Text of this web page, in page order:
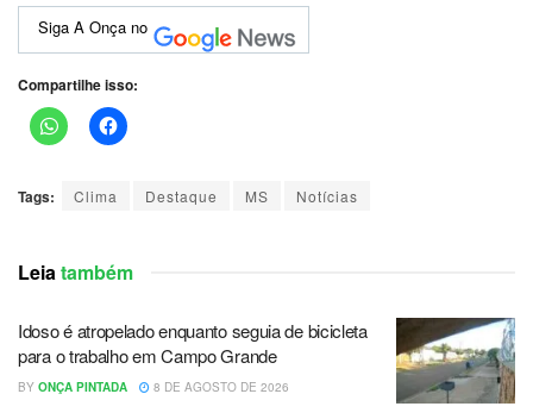
Siga A Onça no
Compartilhe isso:
Tags: Clima Destaque MS Notícias
Leiatambém
Idoso é atropelado enquanto seguia de bicicleta
para o trabalho em Campo Grande
BY ONÇA PINTADA 8 DE AGOSTO DE 2026